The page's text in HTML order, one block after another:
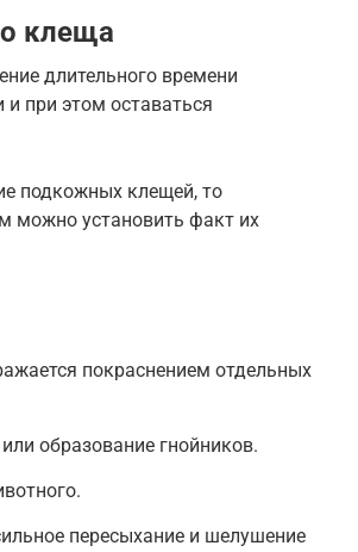
клеща
длительного времени
при этом оставаться
подкожных клещей, то
можно установить факт их
покраснением отдельных
образование гнойников.
пересыхание и шелушение